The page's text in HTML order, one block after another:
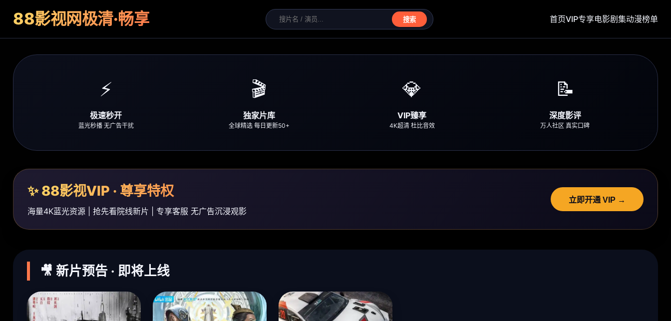
88影视网极清·畅享 搜索 首页VIP专享电影剧集动漫榜单
⚡
极速秒开
蓝光秒播 无广告干扰
🎬
独家片库
全球精选 每日更新50+
💎
VIP臻享
4K超清 杜比音效
📝
深度影评
万人社区 真实口碑
✨ 88影视VIP · 尊享特权
海量4K蓝光资源 | 抢先看院线新片 | 专享客服 无广告沉浸观影
立即开通 VIP →
🎥 新片预告 · 即将上线